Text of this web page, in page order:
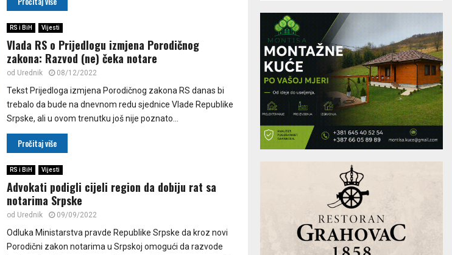
RS i BiH Vijesti
Vlada RS o Prijedlogu izmjena Porodičnog
zakona: Razvod (ne) čeka notare
od Urednik 08/12/2022
Tekst Prijedloga izmjena Porodičnog zakona RS danas bi
trebalo da bude na dnevnom redu sjednice Vlade Republike
Srpske, ali u ovom trenutku još nije poznato...
Pročitaj više
RS i BiH Vijesti
Advokati podigli cijeli region da dobiju rat sa
notarima Srpske
od Urednik 09/09/2022
Odluka Ministarstva pravde Republike Srpske da kroz novi
Porodični zakon notarima u Srpskoj omogući da razvode